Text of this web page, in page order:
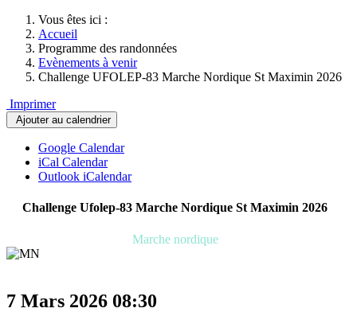
Vous êtes ici :
Accueil
Programme des randonnées
Evènements à venir
Challenge UFOLEP-83 Marche Nordique St Maximin 2026
Imprimer
Ajouter au calendrier
Google Calendar
iCal Calendar
Outlook iCalendar
Challenge Ufolep-83 Marche Nordique St Maximin 2026
Marche nordique
7 Mars 2026 08:30